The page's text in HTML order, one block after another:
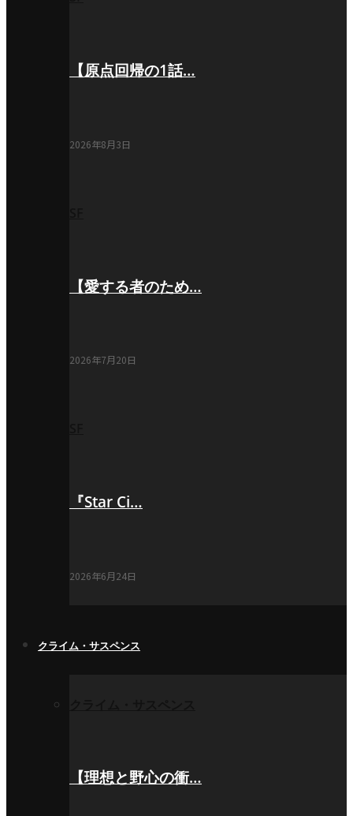
【原点回帰の1話…
2026年8月3日
【愛する者のため…
2026年7月20日
『Star Ci…
2026年6月24日
クライム・サスペンス
【理想と野心の衝…